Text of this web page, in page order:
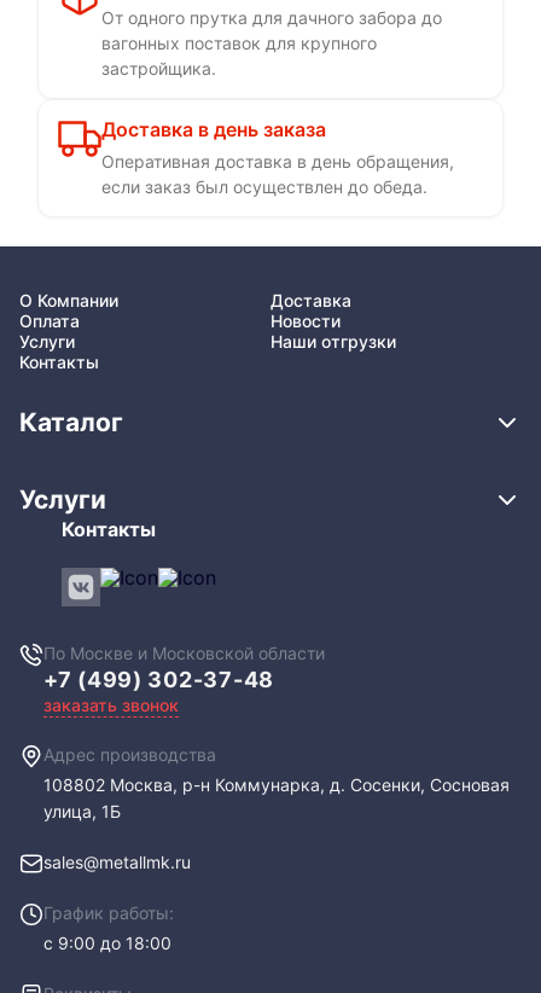
От одного прутка для дачного забора до
вагонных поставок для крупного
застройщика.
Доставка в день заказа
Оперативная доставка в день обращения,
если заказ был осуществлен до обеда.
О Компании
Доставка
Оплата
Новости
Услуги
Наши отгрузки
Контакты
Каталог
Услуги
Контакты
По Москве и Московской области
+7 (499) 302-37-48
заказать звонок
Адрес производства
108802​ Москва, р-н Коммунарка, д. Сосенки, Сосновая
улица, 1Б
sales@metallmk.ru
График работы:
с 9:00 до 18:00